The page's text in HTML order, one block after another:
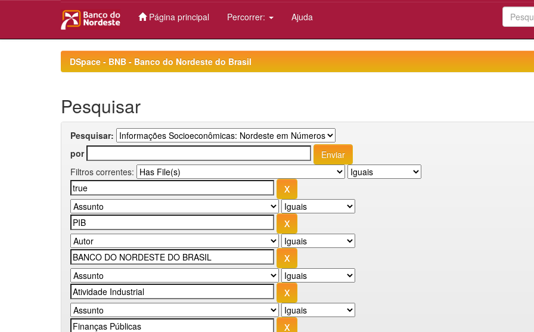
Página principal Percorrer: Ajuda
DSpace - BNB - Banco do Nordeste do Brasil
Pesquisar
Pesquisar:
por
Filtros correntes: